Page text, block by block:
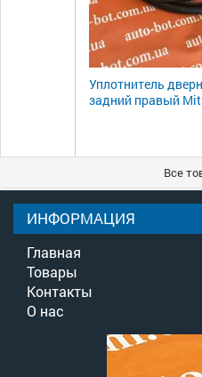
Уплотнитель
задний правый
Все
ИНФОРМАЦИЯ
Главная
Товары
Контакты
О нас